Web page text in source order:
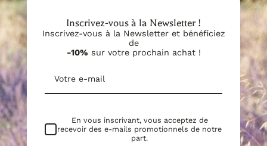
d'Utilisation Optimale (DLUO) d'un an à partir de la date de
votre commande. Nous vous remercions pour votre
confiance envers Le Petit Grassois.
vous déplacer. Nous nous réjouissons de vous aider à
obtenir les produits dont vous avez besoin pour créer vos
bougies.
Inscrivez-vous à la Newsletter !
Inscrivez-vous à la Newsletter et bénéficiez
de
-10% sur votre prochain achat !
En vous inscrivant, vous acceptez de
recevoir des e-mails promotionnels de notre
part.